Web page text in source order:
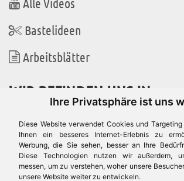
Ihre Privatsphäre ist uns
Diese Website verwendet Cookies und
Ihnen ein besseres Internet-Erlebnis zu
Werbung, die Sie sehen, besser an Ihre
Diese Technologien nutzen wir außerdem,
messen, um zu verstehen, woher unsere
unsere Website weiter zu entwickeln.
Alle Videos
Bastelideen
Arbeitsblätter
WIR BEFINDEN UNS IN
Es gibt uns auch in